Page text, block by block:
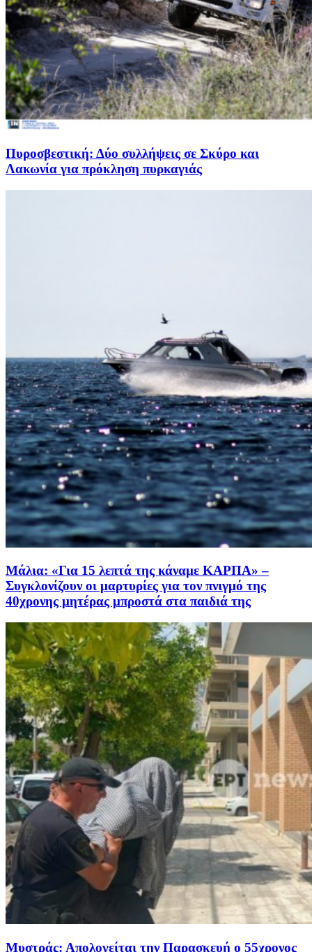
Πυροσβεστική: Δύο συλλήψεις σε Σκύρο και
Λακωνία για πρόκληση πυρκαγιάς
Μάλια: «Για 15 λεπτά της κάναμε ΚΑΡΠΑ» –
Συγκλονίζουν οι μαρτυρίες για τον πνιγμό της
40χρονης μητέρας μπροστά στα παιδιά της
Μυστράς: Απολογείται την Παρασκευή ο 55χρονος